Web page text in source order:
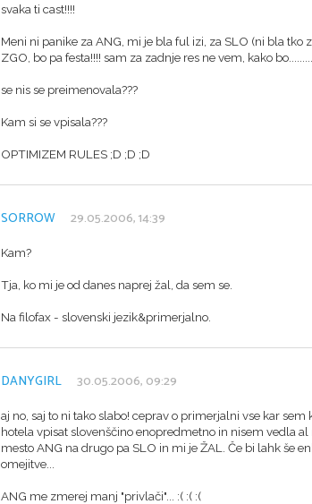
svaka ti cast!!!!
Meni ni panike za ANG, mi je bla ful izi, za SLO (ni bla
ZGO, bo pa festa!!!! sam za zadnje res ne vem, kako
se nis se preimenovala???
Kam si se vpisala???
OPTIMIZEM RULES ;D ;D ;D
SORROW 29.05.2006, 14:39
Kam?
Tja, ko mi je od danes naprej žal, da sem se.
Na filofax - slovenski jezik&primerjalno.
DANYGIRL 30.05.2006, 09:29
aj no, saj to ni tako slabo! ceprav o primerjalni vse kar
hotela vpisat slovenščino enopredmetno in nisem vedla
mesto ANG na drugo pa SLO in mi je ŽAL. Če bi lahk še
omejitve...
ANG me zmerej manj "privlači"... :( :( :(